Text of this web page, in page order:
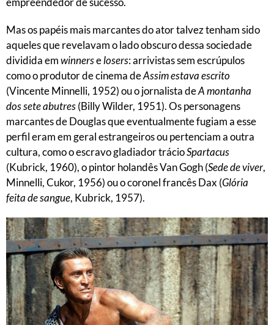
Mas os papéis mais marcantes do ator talvez tenham sido
aqueles que revelavam o lado obscuro dessa sociedade
dividida emwinnerselosers: arrivistas sem escrúpulos
como o produtor de cinema deAssim estava escrito
(Vincente Minnelli, 1952) ou o jornalista deA montanha
dos sete abutres(Billy Wilder, 1951). Os personagens
marcantes de Douglas que eventualmente fugiam a esse
perfil eram em geral estrangeiros ou pertenciam a outra
cultura, como o escravo gladiador trácioSpartacus
(Kubrick, 1960), o pintor holandês Van Gogh (Sede de viver,
Minnelli, Cukor, 1956) ou o coronel francês Dax (Glória
feita de sangue, Kubrick, 1957).